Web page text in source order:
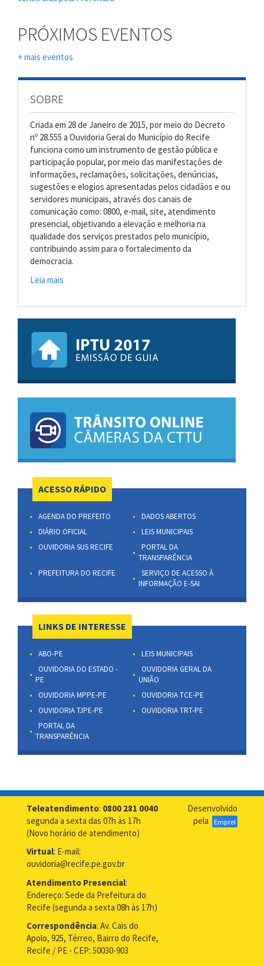
PRÓXIMOS EVENTOS
+ mais eventos
SOBRE
Criada em 28 de Janeiro de 2015, por meio do Decreto
nº 28.555 a Ouvidoria Geral do Município do Recife
funciona como um instrumento de gestão pública e
participação popular, por meio das manifestações de
informações, reclamações, solicitações, denúncias,
sugestões e elogios apresentadas pelos cidadãos e ou
servidores municipais, através dos canais de
comunicação como: 0800, e-mail, site, atendimento
presencial, objetivando a elevação e melhoria na
qualidade dos serviços prestados pelo município,
contribuindo assim para o fortalecimento da
democracia.
Leia mais
ACESSO RÁPIDO
AGENDA DO PREFEITO
DADOS ABERTOS
DIÁRIO OFICIAL
LEIS MUNICIPAIS
OUVIDORIA SUS RECIFE
PORTAL DA
TRANSPARÊNCIA
PREFEITURA DO RECIFE
SERVIÇO DE ACESSO À
INFORMAÇÃO E-SAI
LINKS DE INTERESSE
ABO-PE
LEIS MUNICIPAIS
OUVIDORIA DO ESTADO -
PE
OUVIDORIA GERAL DA
UNIÃO
OUVIDORIA MPPE-PE
OUVIDORIA TCE-PE
OUVIDORIA TJPE-PE
OUVIDORIA TRT-PE
PORTAL DA
TRANSPARÊNCIA
Teleatendimento: 0800 281 0040
segunda a sexta das 07h às 17h
(Novo horário de atendimento)
Virtual: E-mail:
ouvidoria@recife.pe.gov.br
Atendimento Presencial:
Endereço: Sede da Prefeitura do
Recife (segunda a sexta 08h às 17h)
Correspondência: Av. Cais do
Apolo, 925, Térreo, Bairro do Recife,
Recife / PE - CEP: 50030-903
Desenvolvido
pela
Emprel